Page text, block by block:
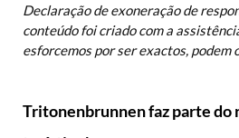
Declaração de exoneração de
conteúdo foi criado com a
esforcemos por ser exactos, podem
Tritonenbrunnen faz parte do